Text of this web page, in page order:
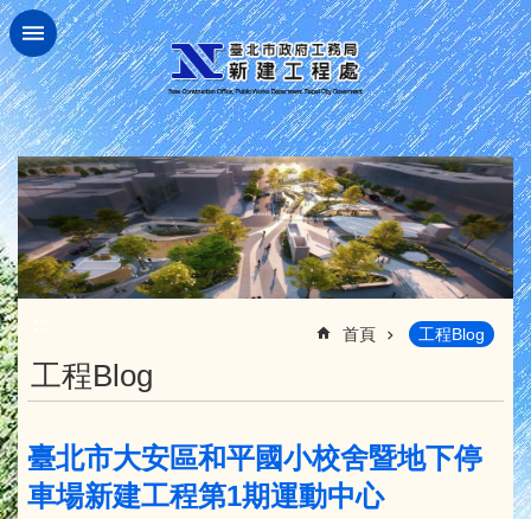
跳到主要內容區塊
首頁 工程Blog
工程Blog
臺北市大安區和平國小校舍暨地下停
車場新建工程第1期運動中心